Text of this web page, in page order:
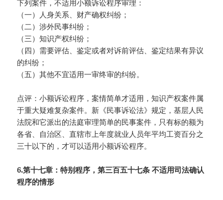
下列案件，不适用小额诉讼程序审理：
（一）人身关系、财产确权纠纷；
（二）涉外民事纠纷；
（三）知识产权纠纷；
（四）需要评估、鉴定或者对诉前评估、鉴定结果有异议
的纠纷；
（五）其他不宜适用一审终审的纠纷。
点评：小额诉讼程序，案情简单才适用，知识产权案件属
于重大疑难复杂案件。新《民事诉讼法》规定，基层人民
法院和它派出的法庭审理简单的民事案件，只有标的额为
各省、自治区、直辖市上年度就业人员年平均工资百分之
三十以下的，才可以适用小额诉讼程序。
6.第十七章：特别程序，第三百五十七条 不适用司法确认
程序的情形